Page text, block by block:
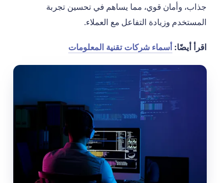
جذاب، وأمان قوي، مما يساهم في تحسين تجربة
المستخدم وزيادة التفاعل مع العملاء.
اقرأ أيضًا: أسماء شركات تقنية المعلومات